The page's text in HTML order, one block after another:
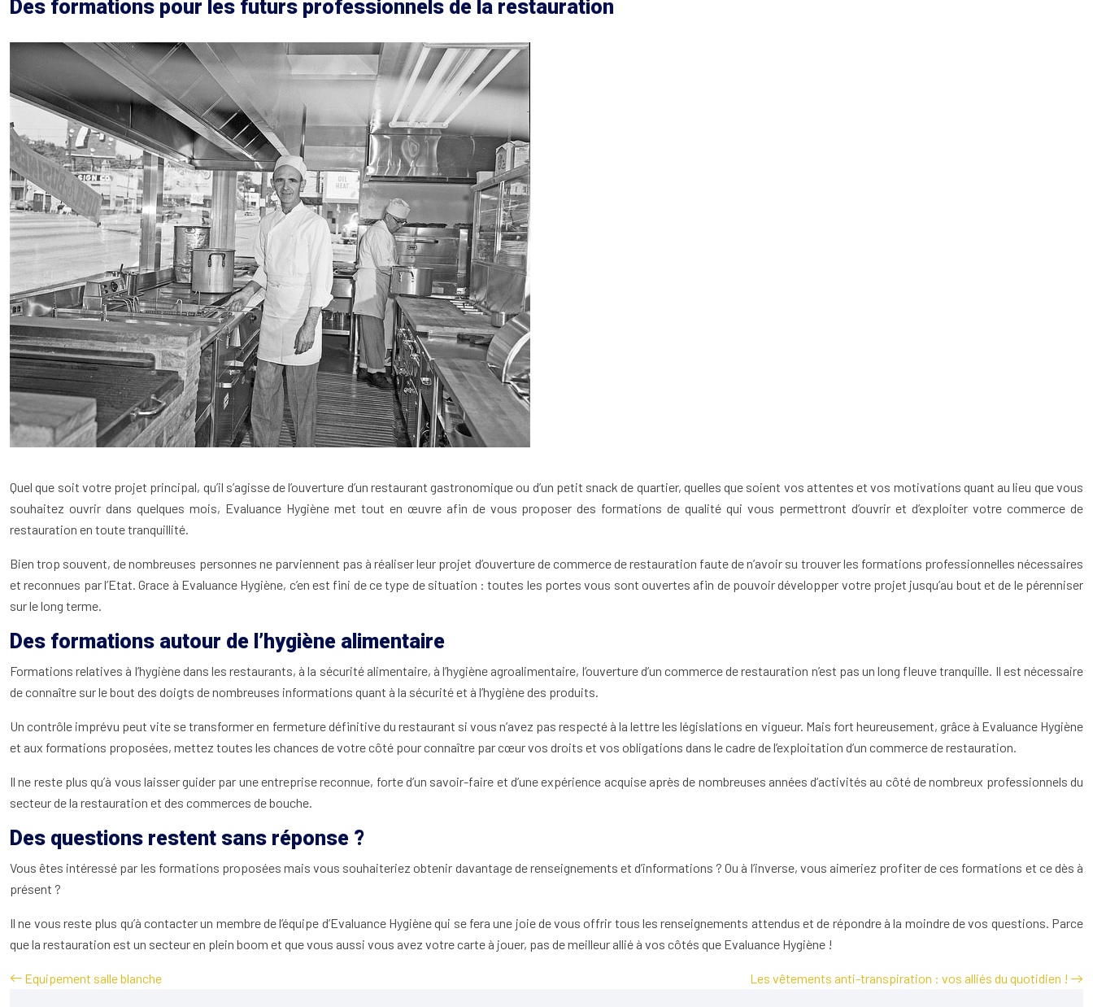
Des formations pour les futurs professionnels de la restauration
Quel que soit votre projet principal, qu’il s’agisse de l’ouverture d’un restaurant gastronomique ou d’un petit snack de quartier, quelles que soient vos attentes et vos motivations quant au lieu que vous
souhaitez ouvrir dans quelques mois, Evaluance Hygiène met tout en œuvre afin de vous proposer des formations de qualité qui vous permettront d’ouvrir et d’exploiter votre commerce de
restauration en toute tranquillité.
Bien trop souvent, de nombreuses personnes ne parviennent pas à réaliser leur projet d’ouverture de commerce de restauration faute de n’avoir su trouver les formations professionnelles nécessaires
et reconnues par l’Etat. Grace à Evaluance Hygiène, c’en est fini de ce type de situation : toutes les portes vous sont ouvertes afin de pouvoir développer votre projet jusqu’au bout et de le pérenniser
sur le long terme.
Des formations autour de l’hygiène alimentaire
Formations relatives à l’hygiène dans les restaurants, à la sécurité alimentaire, à l’hygiène agroalimentaire, l’ouverture d’un commerce de restauration n’est pas un long fleuve tranquille. Il est nécessaire
de connaître sur le bout des doigts de nombreuses informations quant à la sécurité et à l’hygiène des produits.
Un contrôle imprévu peut vite se transformer en fermeture définitive du restaurant si vous n’avez pas respecté à la lettre les législations en vigueur. Mais fort heureusement, grâce à Evaluance Hygiène
et aux formations proposées, mettez toutes les chances de votre côté pour connaître par cœur vos droits et vos obligations dans le cadre de l’exploitation d’un commerce de restauration.
Il ne reste plus qu’à vous laisser guider par une entreprise reconnue, forte d’un savoir-faire et d’une expérience acquise après de nombreuses années d’activités au côté de nombreux professionnels du
secteur de la restauration et des commerces de bouche.
Des questions restent sans réponse ?
Vous êtes intéressé par les formations proposées mais vous souhaiteriez obtenir davantage de renseignements et d’informations ? Ou à l’inverse, vous aimeriez profiter de ces formations et ce dès à
présent ?
Il ne vous reste plus qu’à contacter un membre de l’équipe d’Evaluance Hygiène qui se fera une joie de vous offrir tous les renseignements attendus et de répondre à la moindre de vos questions. Parce
que la restauration est un secteur en plein boom et que vous aussi vous avez votre carte à jouer, pas de meilleur allié à vos côtés que Evaluance Hygiène !
Equipement salle blanche Les vêtements anti-transpiration : vos alliés du quotidien !